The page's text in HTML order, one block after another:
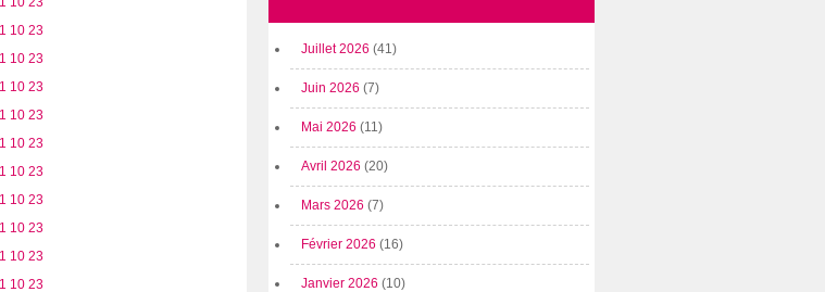
Juillet 2026 (41)
Juin 2026 (7)
Mai 2026 (11)
Avril 2026 (20)
Mars 2026 (7)
Février 2026 (16)
Janvier 2026 (10)